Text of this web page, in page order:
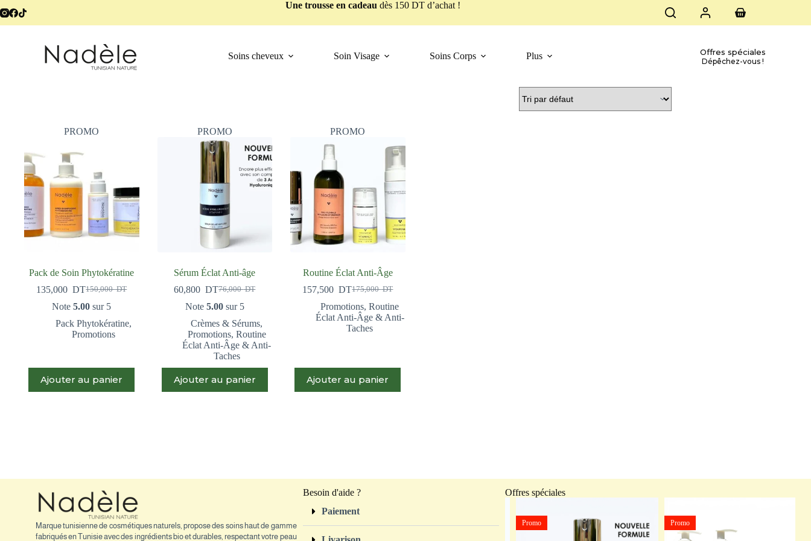
Une trousse en cadeau dès 150 DT d’achat !
Soins cheveux Soin Visage Soins Corps Plus Offres spéciales
Dépêchez-vous !
PROMO
Pack de Soin Phytokératine
150,000DT
135,000 DT
Note5.00 sur 5
Pack Phytokératine,
Promotions
Ajouter au panier
PROMO
Sérum Éclat Anti-âge
76,000DT
60,800 DT
Note 5.00sur 5
Crèmes & Sérums,
Promotions, Routine
Éclat Anti-Âge & Anti-
Taches
Ajouter au panier
PROMO
Routine Éclat Anti-Âge
175,000DT
157,500 DT
Promotions,Routine
Éclat Anti-Âge & Anti-
Taches
Ajouter au panier
Marque tunisienne de cosmétiques naturels, propose des soins haut de gamme
fabriqués en Tunisie avec des ingrédients bio et durables, respectant votre peau
Besoin d'aide ?
Paiement
Offres spéciales
Promo Promo Promo Promo